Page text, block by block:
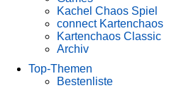
Kachel Chaos Spiel
connect Kartenchaos
Kartenchaos Classic
Archiv
Top-Themen
Bestenliste